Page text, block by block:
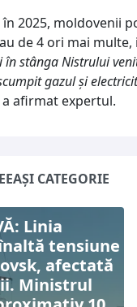
2025, moldovenii
de 4 ori mai
în stânga Nistrului
gazul și
a afirmat expertul.
DIN ACEEAȘI CATEGORIE
Linia
tensiune
afectată
Ministrul